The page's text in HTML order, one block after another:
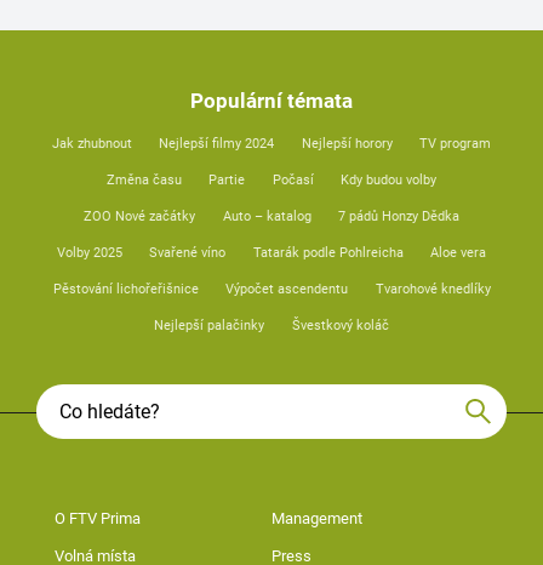
Populární témata
Jak zhubnout Nejlepší filmy 2024 Nejlepší horory TV program
Změna času Partie Počasí Kdy budou volby
ZOO Nové začátky Auto – katalog 7 pádů Honzy Dědka
Volby 2025 Svařené víno Tatarák podle Pohlreicha Aloe vera
Pěstování lichořeřišnice Výpočet ascendentu Tvarohové knedlíky
Nejlepší palačinky Švestkový koláč
O FTV Prima Management
Volná místa Press